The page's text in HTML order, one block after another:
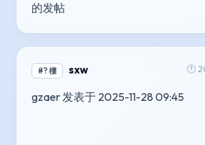
的发帖
#? 樓 sxw 🕐
gzaer 发表于 2025-11-28 09:45